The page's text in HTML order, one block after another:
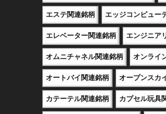
エステ関連銘柄 エッジコンピュー
エレベーター関連銘柄 エンジニア
オムニチャネル関連銘柄 オンライ
オートバイ関連銘柄 オープンスカ
カテーテル関連銘柄 カプセル玩具